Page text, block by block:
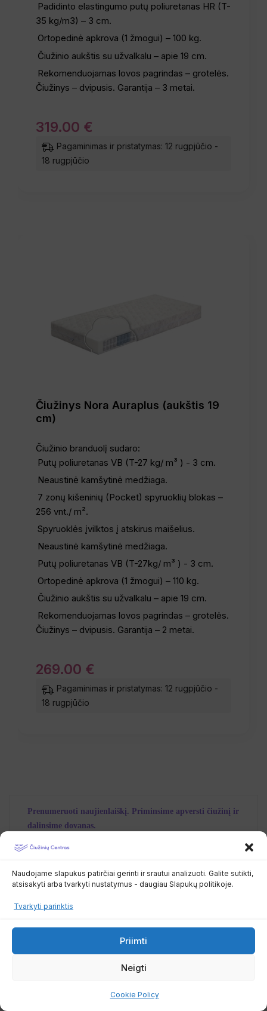
Naudojame slapukus patirčiai gerinti ir srautui analizuoti. Galite sutikti,
atsisakyti arba tvarkyti nustatymus - daugiau Slapukų politikoje.
Tvarkyti parinktis
Priimti
Neigti
Cookie Policy
Padidinto elastingumo putų poliuretanas HR (T-
35 kg/m3) – 3 cm.
Ortopedinė apkrova (1 žmogui) – 100 kg.
Čiužinio aukštis su užvalkalu – apie 19 cm.
Rekomenduojamas lovos pagrindas – grotelės.
Čiužinys – dvipusis. Garantija – 3 metai.
319.00 €
Pagaminimas ir pristatymas: 12 rugpjūčio -
18 rugpjūčio
Čiužinys Nora Auraplus (aukštis 19
cm)
Čiužinio branduolį sudaro:
Putų poliuretanas VB (T-27 kg/ m³ ) - 3 cm.
Neaustinė kamšytinė medžiaga.
7 zonų kišeninių (Pocket) spyruoklių blokas –
256 vnt./ m².
Spyruoklės įvilktos į atskirus maišelius.
Neaustinė kamšytinė medžiaga.
Putų poliuretanas VB (T-27kg/ m³ ) - 3 cm.
Ortopedinė apkrova (1 žmogui) – 110 kg.
Čiužinio aukštis su užvalkalu – apie 19 cm.
Rekomenduojamas lovos pagrindas – grotelės.
Čiužinys – dvipusis. Garantija – 2 metai.
269.00 €
Pagaminimas ir pristatymas: 12 rugpjūčio -
18 rugpjūčio
Prenumeruoti naujienlaiškį. Priminsime apversti čiužinį ir
dalinsime dovanas.
PVM kodas LT100013361419